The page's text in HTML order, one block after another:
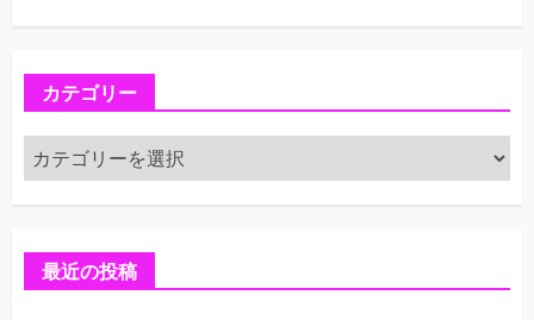
カテゴリー
カ
テ
ゴ
最近の投稿